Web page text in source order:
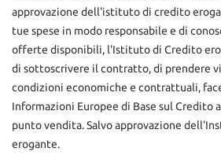
approvazione dell'istituto di credito
tue spese in modo responsabile e di
offerte disponibili, l'Istituto di Credito
di sottoscrivere il contratto, di prendere
condizioni economiche e contrattuali,
Informazioni Europee di Base sul Credito
punto vendita. Salvo approvazione
erogante.